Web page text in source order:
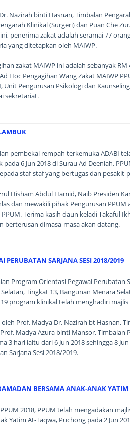
Nazirah binti Hasnan, Timbalan
Klinikal (Surgeri) dan Puan Che
penerima zakat adalah seramai 77
yang ditetapkan oleh MAIWP.
zakat MAIWP ini adalah sebanyak
Hoc Pengagihan Wang Zakat MAIWP
Unit Pengurusan Psikologi dan
sekretariat.
pembekal rempah terkemuka ADABI
6 Jun 2018 di Surau Ad Deeniah,
staf-staf yang bertugas dan pesakit-
Hisham Abdul Hamid, Naib Presiden
dan mewakili pihak Pengurusan
Terima kasih daun keladi Takaful
berterusan dimasa-masa akan datang.
PERUBATAN SARJANA SESI 2018/2019
Program Orientasi Pegawai Perubatan
Tingkat 13, Bangunan Menara
program klinikal telah menghadiri
Prof. Madya Dr. Nazirah bt Hasnan,
Madya Azura binti Mansor, Timbalan
3 hari iaitu dari 6 Jun 2018 sehingga 8
Sarjana Sesi 2018/2019.
BERSAMA ANAK-ANAK YATIM
2018, PPUM telah mengadakan
Yatim At-Taqwa, Puchong pada 2 Jun